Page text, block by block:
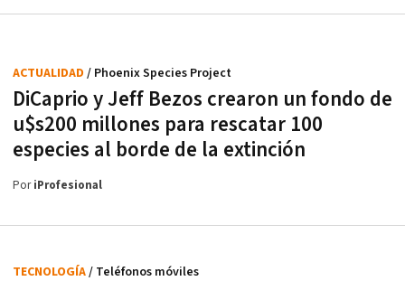
DiCaprio y Jeff Bezos crearon un fondo de
u$s200 millones para rescatar 100
especies al borde de la extinción
ACTUALIDAD / Phoenix Species Project
PoriProfesional
TECNOLOGÍA/ Teléfonos móviles